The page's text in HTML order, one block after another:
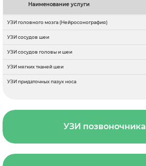
Наименование услуги
УЗИ головного мозга (Нейросонография)
УЗИ сосудов шеи
УЗИ сосудов головы и шеи
УЗИ мягких тканей шеи
УЗИ придаточных пазух носа
УЗИ позвоночника